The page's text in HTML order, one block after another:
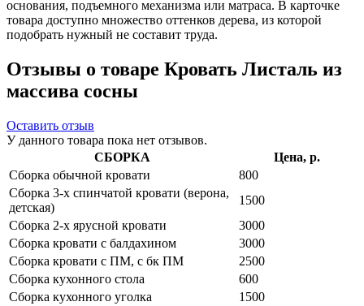
основания, подъемного механизма или матраса. В карточке
товара доступно множество оттенков дерева, из которой
подобрать нужный не составит труда.
Отзывы о товаре Кровать Листаль из
массива сосны
Оставить отзыв
У данного товара пока нет отзывов.
СБОРКА
Цена, р.
Сборка обычной кровати
800
Сборка 3-х спинчатой кровати (верона,
детская)
1500
Сборка 2-х ярусной кровати
3000
Сборка кровати с балдахином
3000
Сборка кровати с ПМ, с бк ПМ
2500
Сборка кухонного стола
600
Сборка кухонного уголка
1500